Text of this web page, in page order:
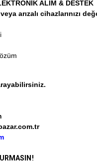
ALIM & DESTEK
arızalı cihazlarınızı